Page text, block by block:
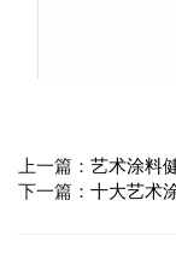
上一篇： 艺术涂料
下一篇： 十大艺术